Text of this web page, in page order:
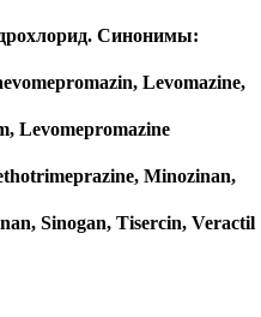
Синонимы:
Levomazine,
Levomepromazine
Minozinan,
Sinogan, Tisercin, Veractil